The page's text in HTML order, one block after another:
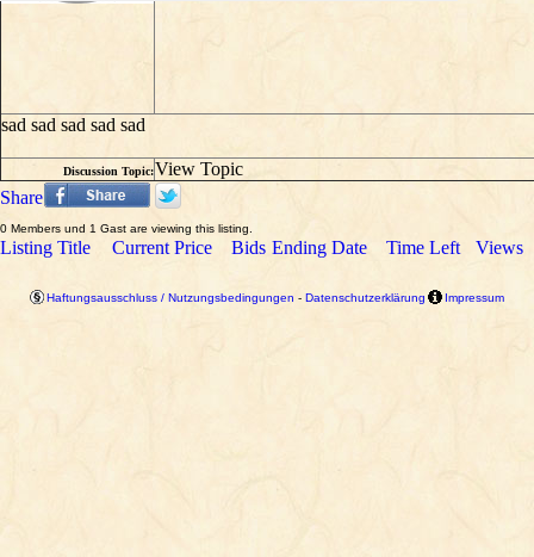
sad sad sad sad sad
Discussion Topic:View Topic
Share
0 Members und 1 Gast are viewing this listing.
Listing Title Current Price Bids Ending Date Time Left Views
Haftungsausschluss / Nutzungsbedingungen - Datenschutzerklärung Impressum